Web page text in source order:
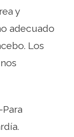
y
adecuado
Los
-Para